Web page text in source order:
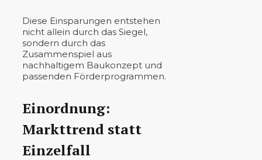
Diese Einsparungen entstehen
nicht allein durch das Siegel,
sondern durch das
Zusammenspiel aus
nachhaltigem Baukonzept und
passenden Förderprogrammen.
Einordnung:
Markttrend statt
Einzelfall